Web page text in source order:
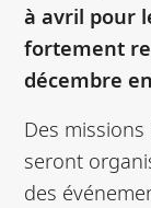
à avril pour
fortement
décembre
Des
seront
des